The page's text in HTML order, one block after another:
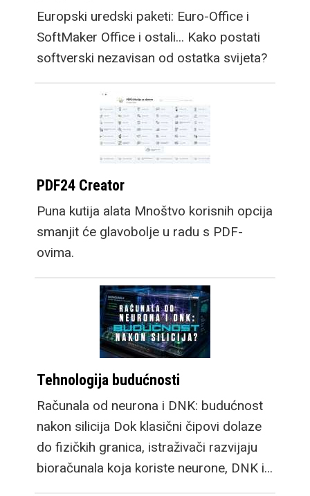
Europski uredski paketi: Euro-Office i
SoftMaker Office i ostali... Kako postati
softverski nezavisan od ostatka svijeta?
PDF24 Creator
Puna kutija alata Mnoštvo korisnih opcija
smanjit će glavobolje u radu s PDF-
ovima.
Tehnologija budućnosti
Računala od neurona i DNK: budućnost
nakon silicija Dok klasični čipovi dolaze
do fizičkih granica, istraživači razvijaju
bioračunala koja koriste neurone, DNK i…